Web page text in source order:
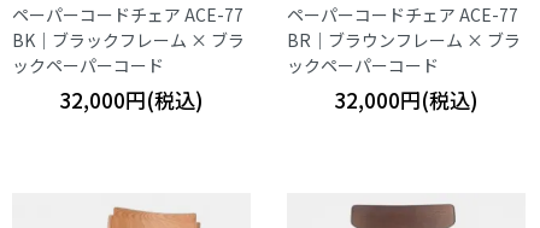
ペーパーコードチェア ACE-77
BK｜ブラックフレーム × ブラ
ックペーパーコード
32,000円(税込)
ペーパーコードチェア ACE-77
BR｜ブラウンフレーム × ブラ
ックペーパーコード
32,000円(税込)